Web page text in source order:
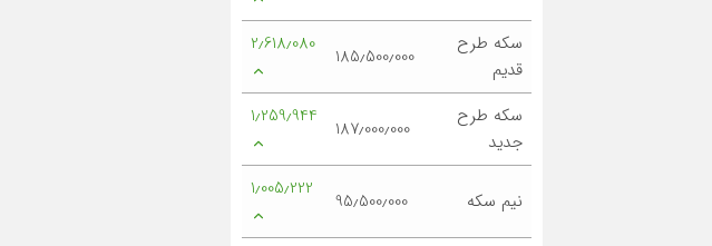
سکه طرح
قدیم
185٫500٫000 2٫618٫080
سکه طرح
جدید
187٫000٫000 1٫259٫944
نیم سکه 95٫500٫000 1٫005٫222